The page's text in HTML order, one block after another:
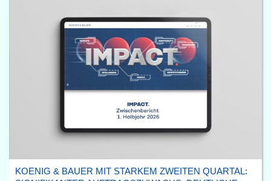
KOENIG & BAUER MIT STARKEM ZWEITEN QUARTAL: